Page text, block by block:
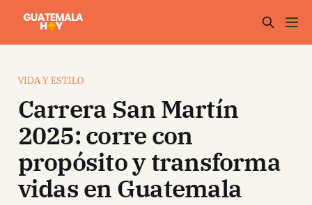
VIDA Y ESTILO
Carrera San Martín
2025: corre con
propósito y transforma
vidas en Guatemala